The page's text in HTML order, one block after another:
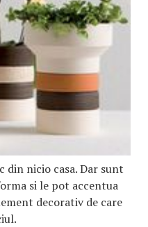
din nicio casa. Dar sunt
si le pot accentua
decorativ de care